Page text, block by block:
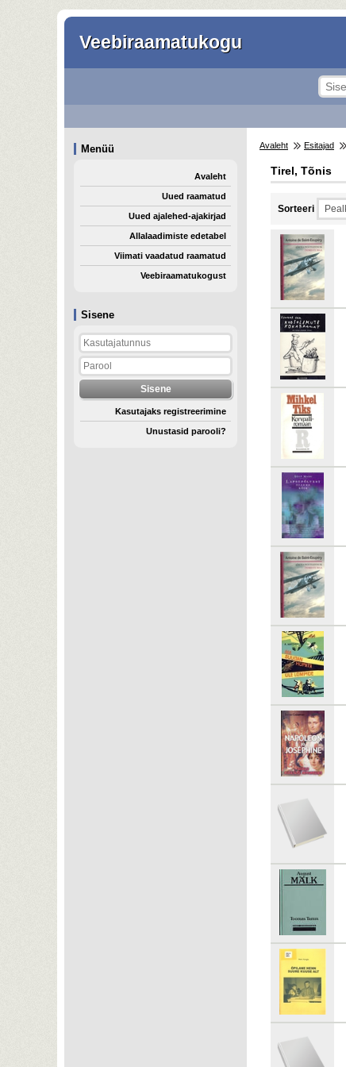
Veebiraamatukogu
Sisene
Kasutajaks registreerimine
Unustasid parooli?
Menüü
Avaleht
Uued raamatud
Uued ajalehed-ajakirjad
Allalaadimiste edetabel
Viimati vaadatud raamatud
Veebiraamatukogust
Avaleht Esitajad
Tirel, Tõnis
Sorteeri